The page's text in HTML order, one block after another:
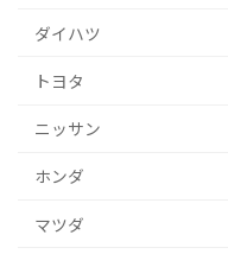
ダイハツ
トヨタ
ニッサン
ホンダ
マツダ